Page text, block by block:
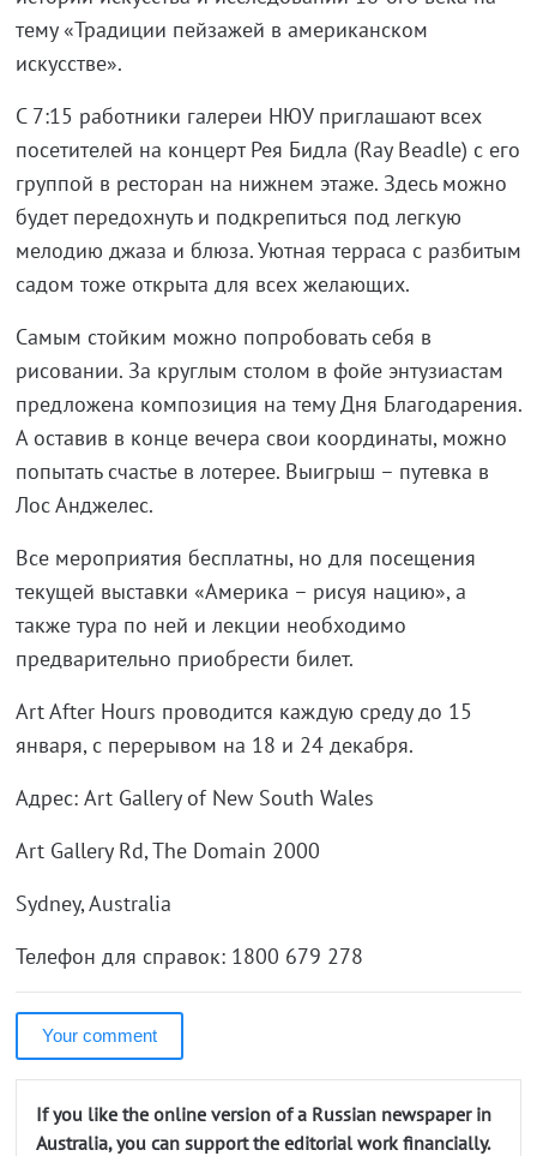
тему «Традиции пейзажей в американском
искусстве».
С 7:15 работники галереи НЮУ приглашают всех
посетителей на концерт Рея Бидла (Ray Beadle) с его
группой в ресторан на нижнем этаже. Здесь можно
будет передохнуть и подкрепиться под легкую
мелодию джаза и блюза. Уютная терраса с разбитым
садом тоже открыта для всех желающих.
Самым стойким можно попробовать себя в
рисовании. За круглым столом в фойе энтузиастам
предложена композиция на тему Дня Благодарения.
А оставив в конце вечера свои координаты, можно
попытать счастье в лотерее. Выигрыш – путевка в
Лос Анджелес.
Все мероприятия бесплатны, но для посещения
текущей выставки «Америка – рисуя нацию», а
также тура по ней и лекции необходимо
предварительно приобрести билет.
Art After Hours проводится каждую среду до 15
января, с перерывом на 18 и 24 декабря.
Адрес: Art Gallery of New South Wales
Art Gallery Rd, The Domain 2000
Sydney, Australia
Телефон для справок: 1800 679 278
Your comment
If you like the online version of a Russian newspaper in
Australia, you can support the editorial work financially.